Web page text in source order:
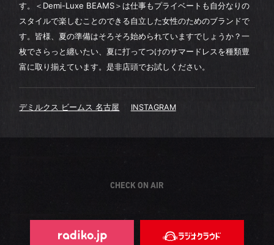
す。＜Demi-Luxe BEAMS＞は仕事もプライベートも自分なりの
スタイルで楽しむことのできる自立した女性のためのブランドで
す。皆様、夏の準備はそろそろ始められていますでしょうか？一
枚でさらっと纏いたい、夏に打ってつけのサマードレスを種類豊
富に取り揃えています。是非店頭でお試しください。
デミルクス ビームス 名古屋 INSTAGRAM
CHECK ON AIR